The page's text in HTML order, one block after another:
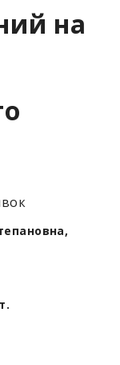
на